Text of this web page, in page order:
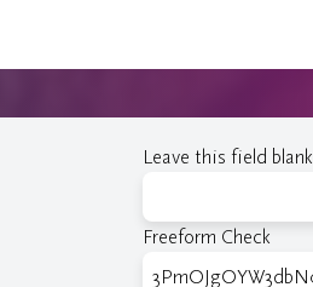
Leave this field blank
Freeform Check